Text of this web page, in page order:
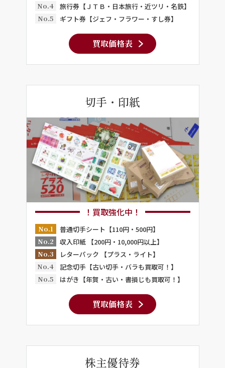
No.4
旅行券【ＪＴＢ・日本旅行・近ツリ・名鉄】
No.5
ギフト券【ジェフ・フラワー・すし券】
買取価格表
切手・印紙
！買取強化中！
No.1
普通切手シート【110円・500円】
No.2
収入印紙 【200円・10,000円以上】
No.3
レターパック 【プラス・ライト】
No.4
記念切手【古い切手・バラも買取可！】
No.5
はがき【年賀・古い・書損じも買取可！】
買取価格表
株主優待券